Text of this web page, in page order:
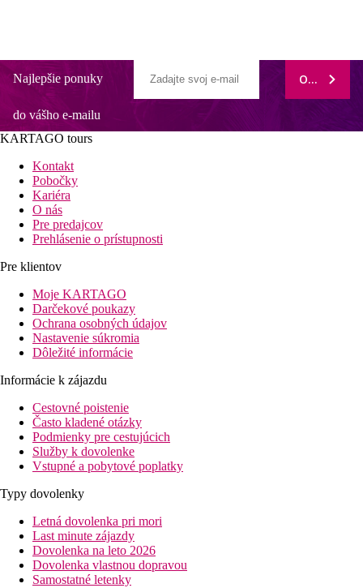
Najlepšie ponuky
do vášho e-mailu
ODOBERAŤ
KARTAGO tours
Kontakt
Pobočky
Kariéra
O nás
Pre predajcov
Prehlásenie o prístupnosti
Pre klientov
Moje KARTAGO
Darčekové poukazy
Ochrana osobných údajov
Nastavenie súkromia
Dôležité informácie
Informácie k zájazdu
Cestovné poistenie
Často kladené otázky
Podmienky pre cestujúcich
Služby k dovolenke
Vstupné a pobytové poplatky
Typy dovolenky
Letná dovolenka pri mori
Last minute zájazdy
Dovolenka na leto 2026
Dovolenka vlastnou dopravou
Samostatné letenky